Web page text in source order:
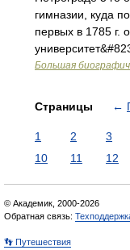
гимназии, куда
первых в 1785 г.
Большая
Страницы ←
1 2 3
10
11 12
© Академик, 2000-2026
Обратная связь:
👣 Путешествия